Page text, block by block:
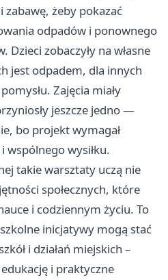
żeby pokazać
odpadów i ponownego
zobaczyły na własne
jest odpadem, dla innych
Zajęcia miały
jeszcze jedno —
bo projekt wymagał
wspólnego wysiłku.
takie warsztaty uczą nie
społecznych, które
i codziennym życiu. To
inicjatywy mogą stać
i działań miejskich –
i praktyczne